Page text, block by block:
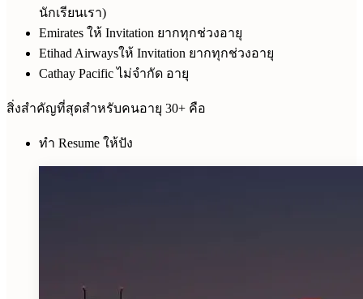
นักเรียนเรา)
Emirates ให้ Invitation ยากทุกช่วงอายุ
Etihad Airwaysให้ Invitation ยากทุกช่วงอายุ
Cathay Pacific ไม่จำกัด อายุ
สิ่งสำคัญที่สุดสำหรับคนอายุ 30+ คือ
ทำ Resume ให้ปัง